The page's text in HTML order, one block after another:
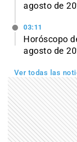
agosto de
03:11
Horóscopo
agosto de
Ver todas las